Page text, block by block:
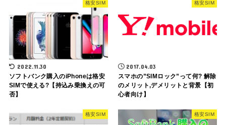
格安SIM
2022.11.30
ソフトバンク購入のiPhoneは格安
SIMで使える?【持込み乗換えの可
否】
格安SIM
2017.04.03
スマホの”SIMロック”って何? 解除
のメリット,デメリットと背景【初
心者向け】
格安SIM 格安SIM